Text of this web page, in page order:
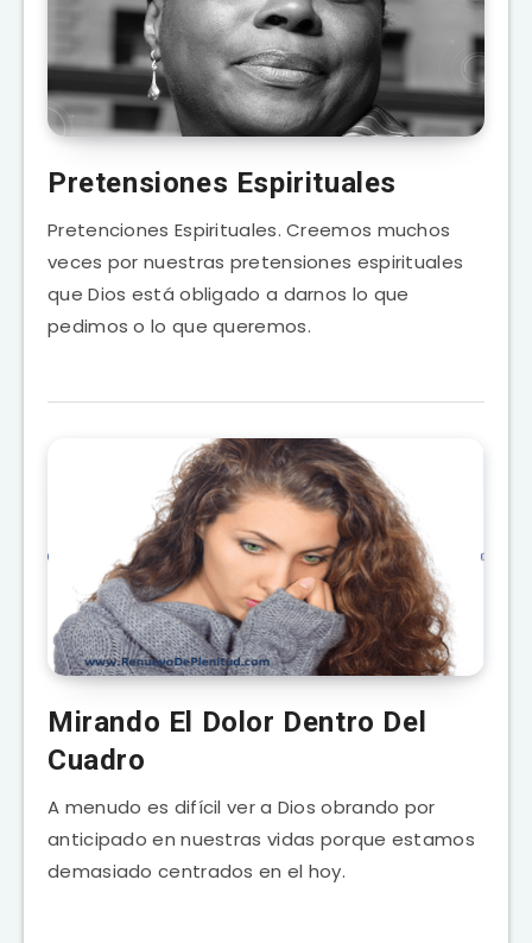
Pretensiones Espirituales
Pretenciones Espirituales. Creemos muchos
veces por nuestras pretensiones espirituales
que Dios está obligado a darnos lo que
pedimos o lo que queremos.
Mirando El Dolor Dentro Del
Cuadro
A menudo es difícil ver a Dios obrando por
anticipado en nuestras vidas porque estamos
demasiado centrados en el hoy.